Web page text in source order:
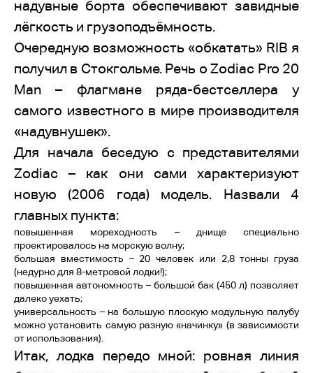
надувные борта обеспечивают завидные
лёгкость и грузоподъёмность.
Очередную возможность «обкатать» RIB я
получил в Стокгольме. Речь о Zodiac Pro 20
Man – флагмане ряда-бестселлера у
самого известного в мире производителя
«надувнушек».
Для начала беседую с представителями
Zodiac – как они сами характеризуют
новую (2006 года) модель. Назвали 4
главных пункта:
повышенная мореходность – днище специально
проектировалось на морскую волну;
большая вместимость – 20 человек или 2,8 тонны груза
(недурно для 8-метровой лодки!);
повышенная автономность – большой бак (450 л) позволяет
далеко уехать;
универсальность – на большую плоскую модульную палубу
можно установить самую разную «начинку» (в зависимости
от использования).
Итак, лодка передо мной: ровная линия